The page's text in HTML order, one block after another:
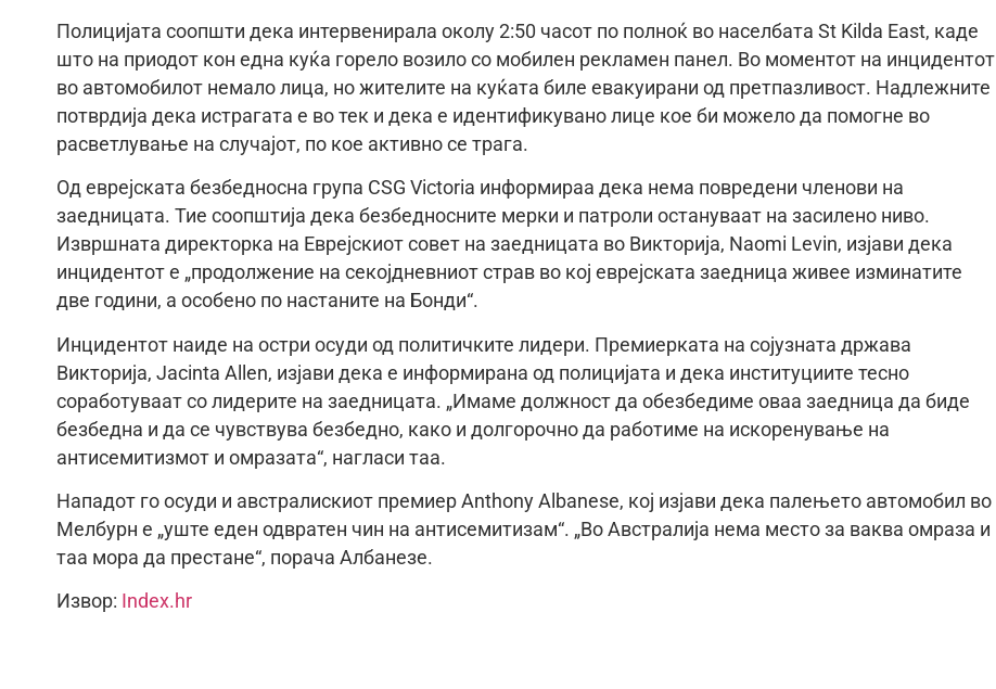
Полицијата соопшти дека интервенирала околу 2:50 часот по полноќ во населбата St Kilda East, каде
што на приодот кон една куќа горело возило со мобилен рекламeн панел. Во моментот на инцидентот
во автомобилот немало лица, но жителите на куќата биле евакуирани од претпазливост. Надлежните
потврдија дека истрагата е во тек и дека е идентификувано лице кое би можело да помогне во
расветлување на случајот, по кое активно се трага.
Од еврејската безбедносна група CSG Victoria информираа дека нема повредени членови на
заедницата. Тие соопштија дека безбедносните мерки и патроли остануваат на засилено ниво.
Извршната директорка на Еврејскиот совет на заедницата во Викторија, Naomi Levin, изјави дека
инцидентот е „продолжение на секојдневниот страв во кој еврејската заедница живее изминатите
две години, а особено по настаните на Бонди“.
Инцидентот наиде на остри осуди од политичките лидери. Премиерката на сојузната држава
Викторија, Jacinta Allen, изјави дека е информирана од полицијата и дека институциите тесно
соработуваат со лидерите на заедницата. „Имаме должност да обезбедиме оваа заедница да биде
безбедна и да се чувствува безбедно, како и долгорочно да работиме на искоренување на
антисемитизмот и омразата“, нагласи таа.
Нападот го осуди и австралискиот премиер Anthony Albanese, кој изјави дека палењето автомобил во
Мелбурн е „уште еден одвратен чин на антисемитизам“. „Во Австралија нема место за ваква омраза и
таа мора да престане“, порача Албанезе.
Извор: Index.hr